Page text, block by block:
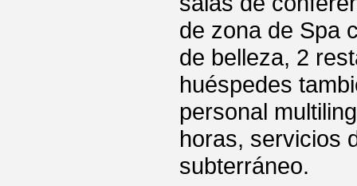
de zona de Spa
de belleza, 2
huéspedes
personal
horas, servicios
subterráneo.